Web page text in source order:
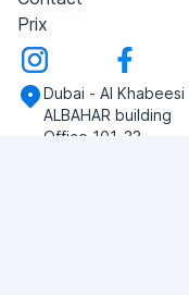
Prix
Dubai - Al Khabeesi
ALBAHAR building
Office 101-33